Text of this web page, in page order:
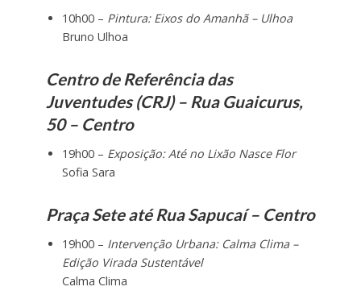
10h00 – Pintura: Eixos do Amanhã – Ulhoa
Bruno Ulhoa
Centro de Referência das
Juventudes (CRJ) – Rua Guaicurus,
50 – Centro
19h00 – Exposição: Até no Lixão Nasce Flor
Sofia Sara
Praça Sete até Rua Sapucaí – Centro
19h00 – Intervenção Urbana: Calma Clima –
Edição Virada Sustentável
Calma Clima